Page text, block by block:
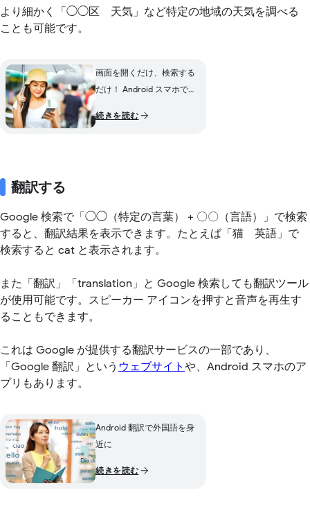
より細かく「◯◯区 天気」など特定の地域の天気を調べる
ことも可能です。
画面を開くだけ、検索する
だけ！ Android スマホで現
続きを読む
翻訳する
Google 検索で「◯◯（特定の言葉） + 〇〇（言語）」で検索
すると、翻訳結果を表示できます。たとえば「猫 英語」で
検索すると cat と表示されます。
また「翻訳」「translation」と Google 検索しても翻訳ツール
が使用可能です。スピーカー アイコンを押すと音声を再生す
ることもできます。
これは Google が提供する翻訳サービスの一部であり、
「Google 翻訳」という ウェブサイト や、Android スマホのア
プリもあります。
Android 翻訳で外国語を身
近に
続きを読む